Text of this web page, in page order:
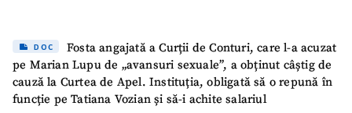
Trimite o informație
Despre ZdG
in English
на русском
DOC
Fosta angajată a Curții de Conturi, care l-a acuzat
pe Marian Lupu de „avansuri sexuale”, a obținut câștig de
cauză la Curtea de Apel. Instituția, obligată să o repună în
funcție pe Tatiana Vozian și să-i achite salariul